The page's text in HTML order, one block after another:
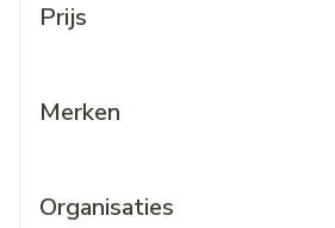
Prijs
Merken
Organisaties